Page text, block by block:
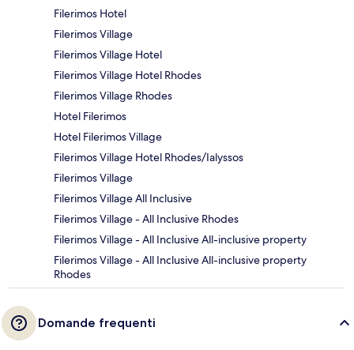
Filerimos Hotel
Filerimos Village
Filerimos Village Hotel
Filerimos Village Hotel Rhodes
Filerimos Village Rhodes
Hotel Filerimos
Hotel Filerimos Village
Filerimos Village Hotel Rhodes/Ialyssos
Filerimos Village
Filerimos Village All Inclusive
Filerimos Village - All Inclusive Rhodes
Filerimos Village - All Inclusive All-inclusive property
Filerimos Village - All Inclusive All-inclusive property
Rhodes
Domande frequenti